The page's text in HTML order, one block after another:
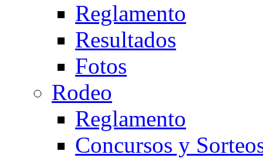
Reglamento
Resultados
Fotos
Rodeo
Reglamento
Concursos y